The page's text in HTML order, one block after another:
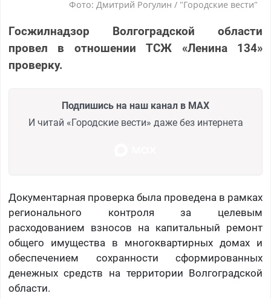
Фото: Дмитрий Рогулин / "Городские вести"
Госжилнадзор Волгоградской области
провел в отношении ТСЖ «Ленина 134»
проверку.
Подпишись на наш канал в MAX
И читай «Городские вести» даже без интернета
Документарная проверка была проведена в рамках
регионального контроля за целевым
расходованием взносов на капитальный ремонт
общего имущества в многоквартирных домах и
обеспечением сохранности сформированных
денежных средств на территории Волгоградской
области.